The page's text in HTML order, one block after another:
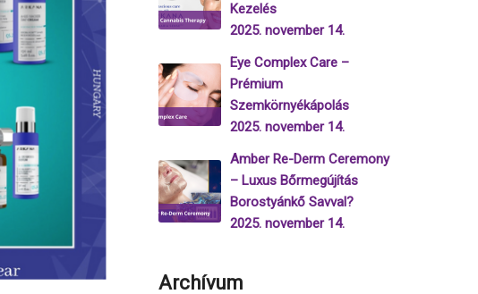
Kezelés
2025. november 14.
Eye Complex Care –
Prémium
Szemkörnyékápolás
2025. november 14.
Amber Re-Derm Ceremony
– Luxus Bőrmegújítás
Borostyánkő Savval?
2025. november 14.
Archívum